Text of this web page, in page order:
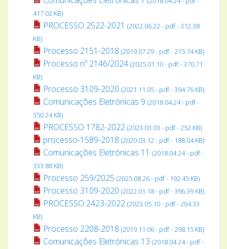
417.02 KB)
PROCESSO 2522-2021 (2022.06.22 - pdf - 312.38
KB)
Processo 2151-2018 (2019.07.29 - pdf - 215.74 KB)
Processo nº 2146/2024 (2025.01.10 - pdf - 370.71
KB)
Processo 3109-2020 (2021.11.05 - pdf - 394.76 KB)
Comunicações Eletrónicas 9 (2018.04.24 - pdf -
350.24 KB)
PROCESSO 1782-2022 (2023.03.03 - pdf - 252 KB)
processo-1589-2018 (2020.03.12 - pdf - 188.04 KB)
Comunicações Eletrónicas 11 (2018.04.24 - pdf -
333.88 KB)
Processo 259/2025 (2025.08.26 - pdf - 192.45 KB)
Processo 3109-2020 (2022.01.18 - pdf - 396.39 KB)
PROCESSO 2423-2022 (2023.05.10 - pdf - 264.33
KB)
Processo 2208-2018 (2019.11.06 - pdf - 298.15 KB)
Comunicações Eletrónicas 13 (2018.04.24 - pdf -